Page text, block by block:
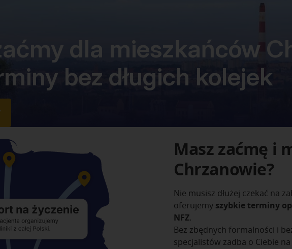
dla mieszkańców
bez długich kolejek
Masz zaćmę i
Chrzanowie?
Nie musisz dłużej czekać na
oferujemy szybkie terminy
NFZ.
Bez zbędnych formalności i
specjalistów zadba o Ciebie